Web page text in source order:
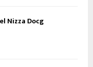
Nizza Docg